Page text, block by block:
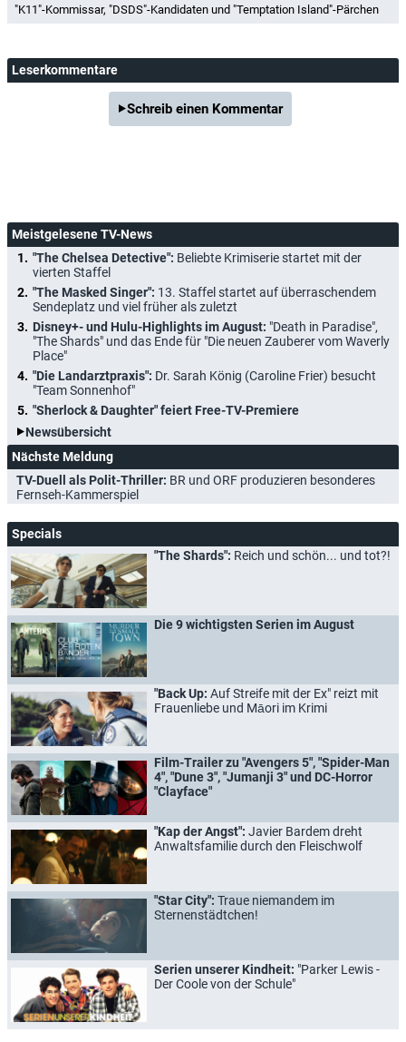
"K11"-Kommissar, "DSDS"-Kandidaten und "Temptation Island"-Pärchen
Leserkommentare
Schreib einen Kommentar
Meistgelesene TV-News
"The Chelsea Detective": Beliebte Krimiserie startet mit der
vierten Staffel
"The Masked Singer": 13. Staffel startet auf überraschendem
Sendeplatz und viel früher als zuletzt
Disney+- und Hulu-Highlights im August: "Death in Paradise",
"The Shards" und das Ende für "Die neuen Zauberer vom Waverly
Place"
"Die Landarztpraxis": Dr. Sarah König (Caroline Frier) besucht
"Team Sonnenhof"
"Sherlock & Daughter" feiert Free-TV-Premiere
Newsübersicht
Nächste Meldung
TV-Duell als Polit-Thriller: BR und ORF produzieren besonderes
Fernseh-Kammerspiel
Specials
"The Shards": Reich und schön... und tot?!
Die 9 wichtigsten Serien im August
"Back Up: Auf Streife mit der Ex" reizt mit
Frauenliebe und Māori im Krimi
Film-Trailer zu "Avengers 5", "Spider-Man
4", "Dune 3", "Jumanji 3" und DC-Horror
"Clayface"
"Kap der Angst": Javier Bardem dreht
Anwaltsfamilie durch den Fleischwolf
"Star City": Traue niemandem im
Sternenstädtchen!
Serien unserer Kindheit: "Parker Lewis -
Der Coole von der Schule"